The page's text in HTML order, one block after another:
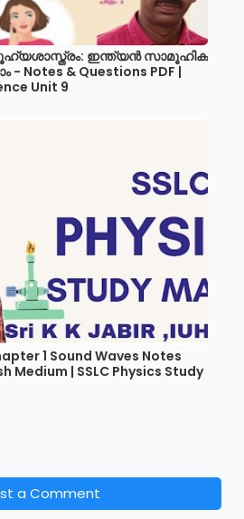
ഇന്ത്യൻ സാമൂഹിക
Notes & Questions PDF |
Unit 9
1 Sound Waves Notes
Medium | SSLC Physics Study
a Comment